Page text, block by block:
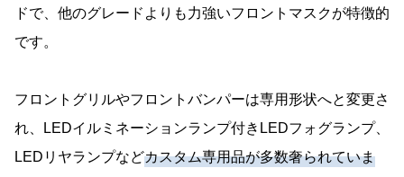
ドで、他のグレードよりも力強いフロントマスクが特徴的
です。
フロントグリルやフロントバンパーは専用形状へと変更さ
れ、LEDイルミネーションランプ付きLEDフォグランプ、
LEDリヤランプなどカスタム専用品が多数奢られていま